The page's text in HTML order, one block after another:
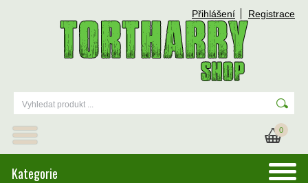
Přihlášení Registrace
0
Kategorie